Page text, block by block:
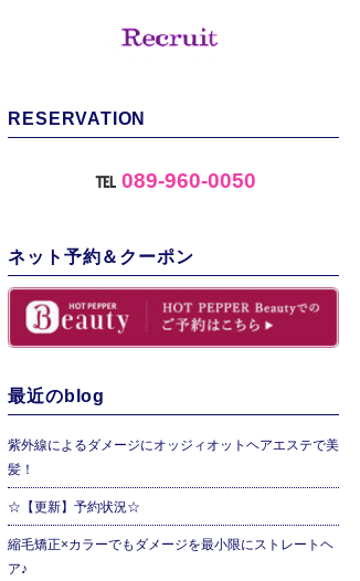
RESERVATION
℡089-960-0050
ネット予約＆クーポン
最近のblog
紫外線によるダメージにオッジィオットヘアエステで美
髪！
☆【更新】予約状況☆
縮毛矯正×カラーでもダメージを最小限にストレートヘ
ア♪